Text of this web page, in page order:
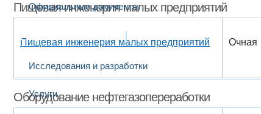
Официальные документы
Наука и инновации
Исследования и разработки
Услуги
Пищевая инженерия малых предприятий
Пищевая инженерия малых предприятий Очная
Оборудование нефтегазопереработки